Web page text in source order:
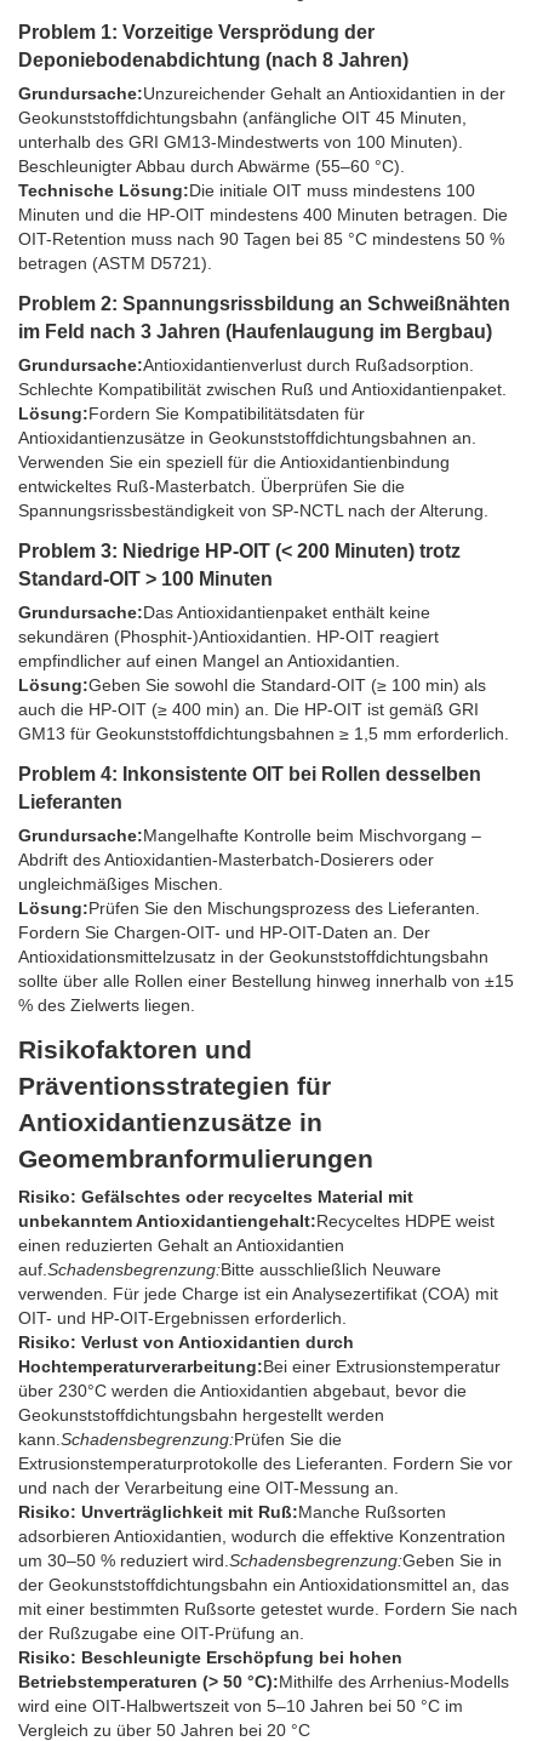
Problem 1: Vorzeitige Versprödung der
Deponiebodenabdichtung (nach 8 Jahren)
Grundursache:Unzureichender Gehalt an Antioxidantien in der
Geokunststoffdichtungsbahn (anfängliche OIT 45 Minuten,
unterhalb des GRI GM13-Mindestwerts von 100 Minuten).
Beschleunigter Abbau durch Abwärme (55–60 °C).
Technische Lösung:Die initiale OIT muss mindestens 100
Minuten und die HP-OIT mindestens 400 Minuten betragen. Die
OIT-Retention muss nach 90 Tagen bei 85 °C mindestens 50 %
betragen (ASTM D5721).
Problem 2: Spannungsrissbildung an Schweißnähten
im Feld nach 3 Jahren (Haufenlaugung im Bergbau)
Grundursache:Antioxidantienverlust durch Rußadsorption.
Schlechte Kompatibilität zwischen Ruß und Antioxidantienpaket.
Lösung:Fordern Sie Kompatibilitätsdaten für
Antioxidantienzusätze in Geokunststoffdichtungsbahnen an.
Verwenden Sie ein speziell für die Antioxidantienbindung
entwickeltes Ruß-Masterbatch. Überprüfen Sie die
Spannungsrissbeständigkeit von SP-NCTL nach der Alterung.
Problem 3: Niedrige HP-OIT (< 200 Minuten) trotz
Standard-OIT > 100 Minuten
Grundursache:Das Antioxidantienpaket enthält keine
sekundären (Phosphit-)Antioxidantien. HP-OIT reagiert
empfindlicher auf einen Mangel an Antioxidantien.
Lösung:Geben Sie sowohl die Standard-OIT (≥ 100 min) als
auch die HP-OIT (≥ 400 min) an. Die HP-OIT ist gemäß GRI
GM13 für Geokunststoffdichtungsbahnen ≥ 1,5 mm erforderlich.
Problem 4: Inkonsistente OIT bei Rollen desselben
Lieferanten
Grundursache:Mangelhafte Kontrolle beim Mischvorgang –
Abdrift des Antioxidantien-Masterbatch-Dosierers oder
ungleichmäßiges Mischen.
Lösung:Prüfen Sie den Mischungsprozess des Lieferanten.
Fordern Sie Chargen-OIT- und HP-OIT-Daten an. Der
Antioxidationsmittelzusatz in der Geokunststoffdichtungsbahn
sollte über alle Rollen einer Bestellung hinweg innerhalb von ±15
% des Zielwerts liegen.
Risikofaktoren und
Präventionsstrategien für
Antioxidantienzusätze in
Geomembranformulierungen
Risiko: Gefälschtes oder recyceltes Material mit
unbekanntem Antioxidantiengehalt:Recyceltes HDPE weist
einen reduzierten Gehalt an Antioxidantien
auf. Schadensbegrenzung:Bitte ausschließlich Neuware
verwenden. Für jede Charge ist ein Analysezertifikat (COA) mit
OIT- und HP-OIT-Ergebnissen erforderlich.
Risiko: Verlust von Antioxidantien durch
Hochtemperaturverarbeitung:Bei einer Extrusionstemperatur
über 230°C werden die Antioxidantien abgebaut, bevor die
Geokunststoffdichtungsbahn hergestellt werden
kann. Schadensbegrenzung:Prüfen Sie die
Extrusionstemperaturprotokolle des Lieferanten. Fordern Sie vor
und nach der Verarbeitung eine OIT-Messung an.
Risiko: Unverträglichkeit mit Ruß:Manche Rußsorten
adsorbieren Antioxidantien, wodurch die effektive Konzentration
um 30–50 % reduziert wird. Schadensbegrenzung:Geben Sie in
der Geokunststoffdichtungsbahn ein Antioxidationsmittel an, das
mit einer bestimmten Rußsorte getestet wurde. Fordern Sie nach
der Rußzugabe eine OIT-Prüfung an.
Risiko: Beschleunigte Erschöpfung bei hohen
Betriebstemperaturen (> 50 °C):Mithilfe des Arrhenius-Modells
wird eine OIT-Halbwertszeit von 5–10 Jahren bei 50 °C im
Vergleich zu über 50 Jahren bei 20 °C